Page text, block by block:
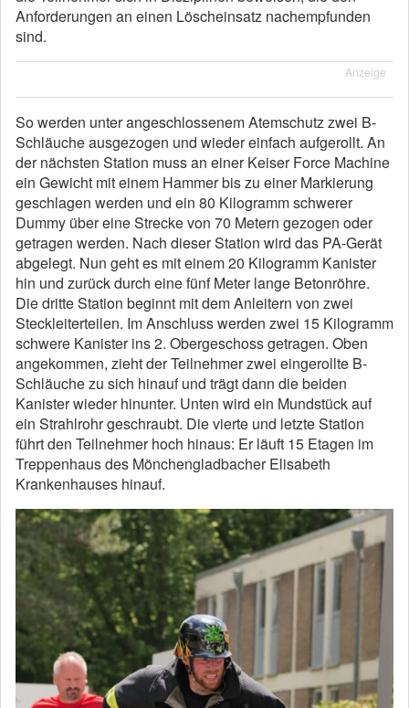
Anforderungen an einen Löscheinsatz nachempfunden
sind.
Anzeige
So werden unter angeschlossenem Atemschutz zwei B-
Schläuche ausgezogen und wieder einfach aufgerollt. An
der nächsten Station muss an einer Keiser Force Machine
ein Gewicht mit einem Hammer bis zu einer Markierung
geschlagen werden und ein 80 Kilogramm schwerer
Dummy über eine Strecke von 70 Metern gezogen oder
getragen werden. Nach dieser Station wird das PA-Gerät
abgelegt. Nun geht es mit einem 20 Kilogramm Kanister
hin und zurück durch eine fünf Meter lange Betonröhre.
Die dritte Station beginnt mit dem Anleitern von zwei
Steckleiterteilen. Im Anschluss werden zwei 15 Kilogramm
schwere Kanister ins 2. Obergeschoss getragen. Oben
angekommen, zieht der Teilnehmer zwei eingerollte B-
Schläuche zu sich hinauf und trägt dann die beiden
Kanister wieder hinunter. Unten wird ein Mundstück auf
ein Strahlrohr geschraubt. Die vierte und letzte Station
führt den Teilnehmer hoch hinaus: Er läuft 15 Etagen im
Treppenhaus des Mönchengladbacher Elisabeth
Krankenhauses hinauf.